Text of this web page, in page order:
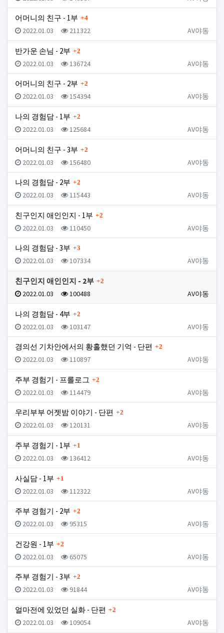
어머니의 친구 - 1부 댓글
4
등록자
AV야동
등록일
2022.01.03 조회
211322
반가운 손님 - 2부 댓글
2
등록자
AV야동
등록일
2022.01.03 조회
136724
어머니의 친구 - 2부 댓글
2
등록자
AV야동
등록일
2022.01.03 조회
154394
나의 경험담 - 1부 댓글
2
등록자
AV야동
등록일
2022.01.03 조회
125684
어머니의 친구 - 3부 댓글
2
등록자
AV야동
등록일
2022.01.03 조회
156480
나의 경험담 - 2부 댓글
2
등록자
AV야동
등록일
2022.01.03 조회
115443
친구인지 애인인지 - 1부 댓글
2
등록자
AV야동
등록일
2022.01.03 조회
110450
나의 경험담 - 3부 댓글
3
등록자
AV야동
등록일
2022.01.03 조회
107334
친구인지 애인인지 - 2부 댓글
2
등록자
AV야동
등록일
2022.01.03 조회
100488
나의 경험담 - 4부 댓글
2
등록자
AV야동
등록일
2022.01.03 조회
103147
경의선 기차안에서의 황홀했던 기억 - 단편 댓글
2
등록자
AV야동
등록일
2022.01.03 조회
110897
주부 경험기 - 프롤로그 댓글
2
등록자
AV야동
등록일
2022.01.03 조회
114479
우리부부 어젯밤 이야기 - 단편 댓글
2
등록자
AV야동
등록일
2022.01.03 조회
120131
주부 경험기 - 1부 댓글
1
등록자
AV야동
등록일
2022.01.03 조회
136412
사실담 - 1부 댓글
1
등록자
AV야동
등록일
2022.01.03 조회
112322
주부 경험기 - 2부 댓글
2
등록자
AV야동
등록일
2022.01.03 조회
95315
건강원 - 1부 댓글
2
등록자
AV야동
등록일
2022.01.03 조회
65075
주부 경험기 - 3부 댓글
2
등록자
AV야동
등록일
2022.01.03 조회
91844
얼마전에 있었던 실화 - 단편 댓글
2
등록자
AV야동
등록일
2022.01.03 조회
109054